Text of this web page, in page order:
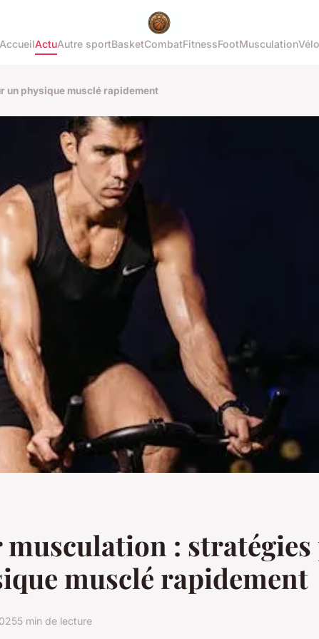
AccueilActuAutre sportBasketCombatFitnessFootMusculationVélo
un physique musclé rapidement
musculation :
musclé rapidement
5 min de lecture